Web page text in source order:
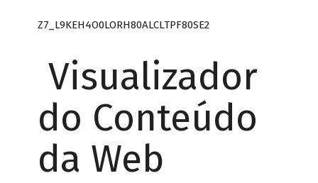
Z7_L9KEH4O0LORH80ALCLTPF80SE2
Visualizador
do Conteúdo
da Web